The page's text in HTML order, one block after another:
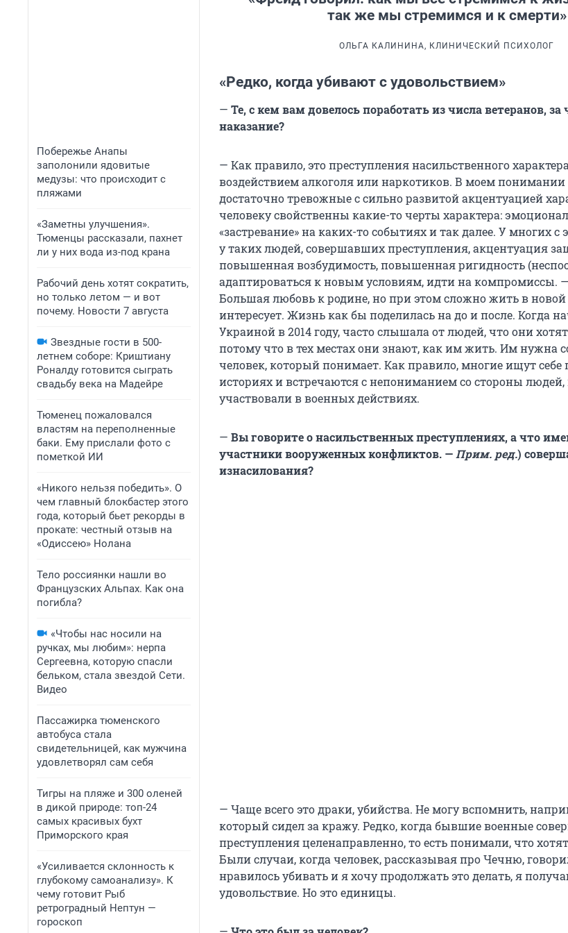
Побережье Анапы
заполонили ядовитые
медузы: что происходит с
пляжами
«Заметны улучшения».
Тюменцы рассказали, пахнет
ли у них вода из-под крана
Рабочий день хотят сократить,
но только летом — и вот
почему. Новости 7 августа
Звездные гости в 500-
летнем соборе: Криштиану
Роналду готовится сыграть
свадьбу века на Мадейре
Тюменец пожаловался
властям на переполненные
баки. Ему прислали фото с
пометкой ИИ
«Никого нельзя победить». О
чем главный блокбастер этого
года, который бьет рекорды в
прокате: честный отзыв на
«Одиссею» Нолана
Тело россиянки нашли во
Французских Альпах. Как она
погибла?
«Чтобы нас носили на
ручках, мы любим»: нерпа
Сергеевна, которую спасли
бельком, стала звездой Сети.
Видео
Пассажирка тюменского
автобуса стала
свидетельницей, как мужчина
удовлетворял сам себя
Тигры на пляже и 300 оленей
в дикой природе: топ-24
самых красивых бухт
Приморского края
«Усиливается склонность к
глубокому самоанализу». К
чему готовит Рыб
ретроградный Нептун —
гороскоп
так же мы стремимся и к смерти»
ОЛЬГА КАЛИНИНА, КЛИНИЧЕСКИЙ ПСИХОЛОГ
«Редко, когда убивают с удовольствием»
— Те, с кем вам довелось поработать из числа ветеранов,
наказание?
— Как правило, это преступления насильственного
воздействием алкоголя или наркотиков. В моем
достаточно тревожные с сильно развитой акцентуацией
человеку свойственны какие-то черты характера:
«застревание» на каких-то событиях и так далее. У многих с
у таких людей, совершавших преступления, акцентуация
повышенная возбудимость, повышенная ригидность
адаптироваться к новым условиям, идти на компромиссы. —
Большая любовь к родине, но при этом сложно жить в новой
интересует. Жизнь как бы поделилась на до и после. Когда
Украиной в 2014 году, часто слышала от людей, что они
потому что в тех местах они знают, как им жить. Им нужна
человек, который понимает. Как правило, многие ищут себе
историях и встречаются с непониманием со стороны людей,
участвовали в военных действиях.
— Вы говорите о насильственных преступлениях, а что
участники вооруженных конфликтов. — Прим. ред.)
изнасилования?
— Чаще всего это драки, убийства. Не могу вспомнить,
который сидел за кражу. Редко, когда бывшие военные
преступления целенаправленно, то есть понимали, что
Были случаи, когда человек, рассказывая про Чечню,
нравилось убивать и я хочу продолжать это делать, я
удовольствие. Но это единицы.